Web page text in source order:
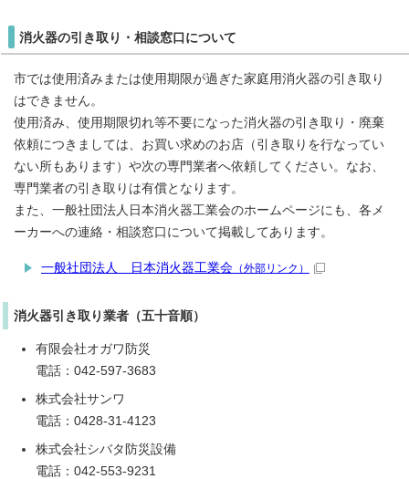
消火器の引き取り・相談窓口について
市では使用済みまたは使用期限が過ぎた家庭用消火器の引き取り
はできません。
使用済み、使用期限切れ等不要になった消火器の引き取り・廃棄
依頼につきましては、お買い求めのお店（引き取りを行なってい
ない所もあります）や次の専門業者へ依頼してください。なお、
専門業者の引き取りは有償となります。
また、一般社団法人日本消火器工業会のホームページにも、各メ
ーカーへの連絡・相談窓口について掲載してあります。
一般社団法人 日本消火器工業会 （外部リンク）
消火器引き取り業者（五十音順）
有限会社オガワ防災
電話：042-597-3683
株式会社サンワ
電話：0428-31-4123
株式会社シバタ防災設備
電話：042-553-9231